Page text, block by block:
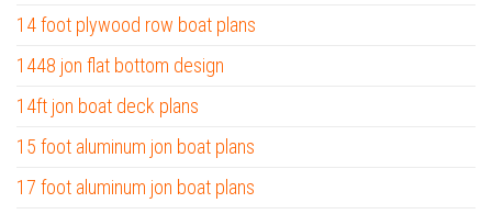
14 foot plywood row boat plans
1448 jon flat bottom design
14ft jon boat deck plans
15 foot aluminum jon boat plans
17 foot aluminum jon boat plans